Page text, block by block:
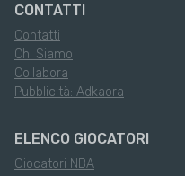
CONTATTI
Contatti
Chi Siamo
Collabora
Pubblicità: Adkaora
ELENCO GIOCATORI
Giocatori NBA